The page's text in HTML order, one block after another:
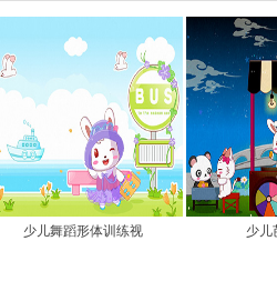
少儿舞蹈形体训练视 少儿